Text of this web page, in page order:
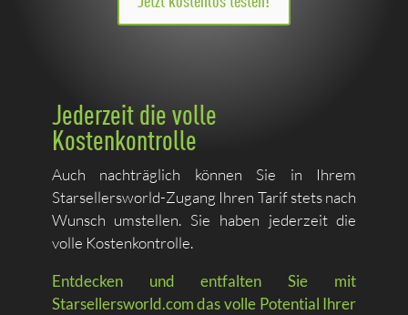
Jederzeit die volle
Kostenkontrolle
Auch nachträglich können Sie in Ihrem
Starsellersworld-Zugang Ihren Tarif stets nach
Wunsch umstellen. Sie haben jederzeit die
volle Kostenkontrolle.
Entdecken und entfalten Sie mit
Starsellersworld.com das volle Potential Ihrer